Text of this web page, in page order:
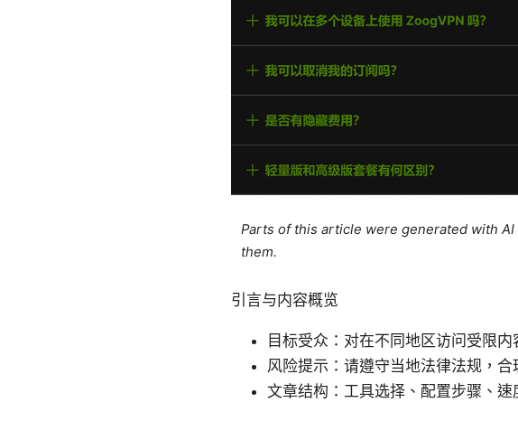
Parts of this article were generated with
them.
引言与内容概览
目标受众：对在不同地区访问受限
风险提示：请遵守当地法律法规，
文章结构：工具选择、配置步骤、